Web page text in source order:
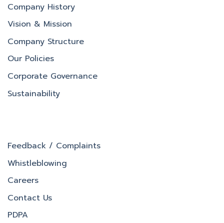
Company History
Vision & Mission
Company Structure
Our Policies
Corporate Governance
Sustainability
Feedback / Complaints
Whistleblowing
Careers
Contact Us
PDPA